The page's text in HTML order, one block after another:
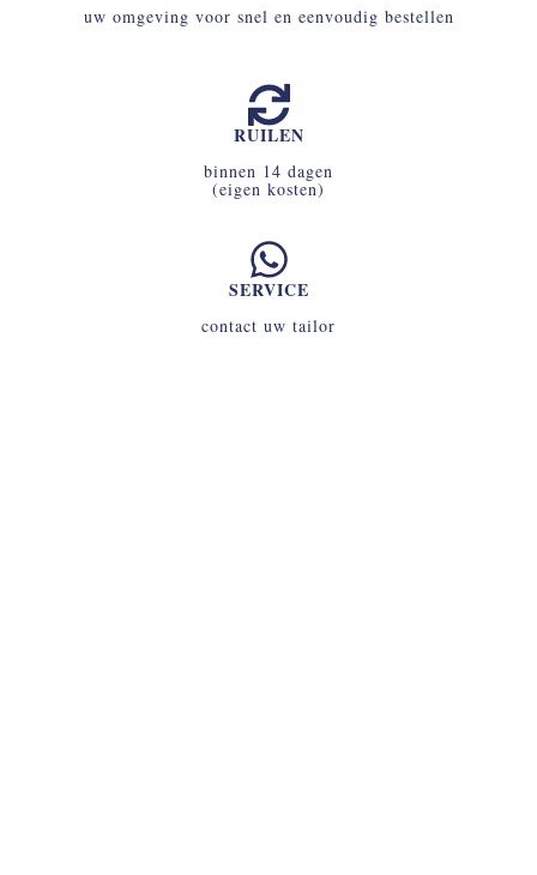
uw omgeving voor snel en eenvoudig bestellen
RUILEN
binnen 14 dagen
(eigen kosten)
SERVICE
contact uw tailor